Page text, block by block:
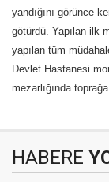
yandığını görünce
götürdü. Yapılan ilk
yapılan tüm
Devlet Hastanesi
mezarlığında
HABERE